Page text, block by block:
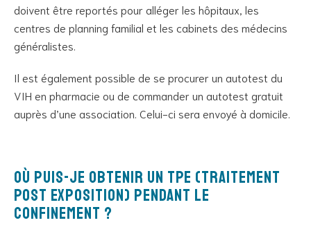
doivent être reportés pour alléger les hôpitaux, les
centres de planning familial et les cabinets des médecins
généralistes.
Il est également possible de se procurer un autotest du
VIH en pharmacie ou de commander un autotest gratuit
auprès d’une association. Celui-ci sera envoyé à domicile.
Où puis-je obtenir un TPE (Traitement
Post Exposition) pendant le
confinement ?